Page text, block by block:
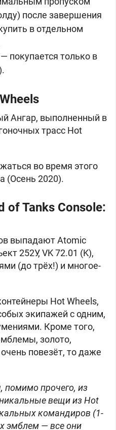
после завершения
в отдельном
покупается только в
Ангар, выполненный в
трасс Hot
во время этого
(Осень 2020).
of Tanks Console:
выпадают Atomic
252У, VK 72.01 (K),
(до трёх!) и многое-
Hot Wheels,
экипажей с одним,
Кроме того,
золото,
повезёт, то даже
помимо прочего, из
вещи из Hot
командиров (1-
эмблем — все они